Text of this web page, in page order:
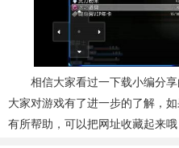
相信大家看过一下载小编分
大家对游戏有了进一步的了解，
有所帮助，可以把网址收藏起来哦